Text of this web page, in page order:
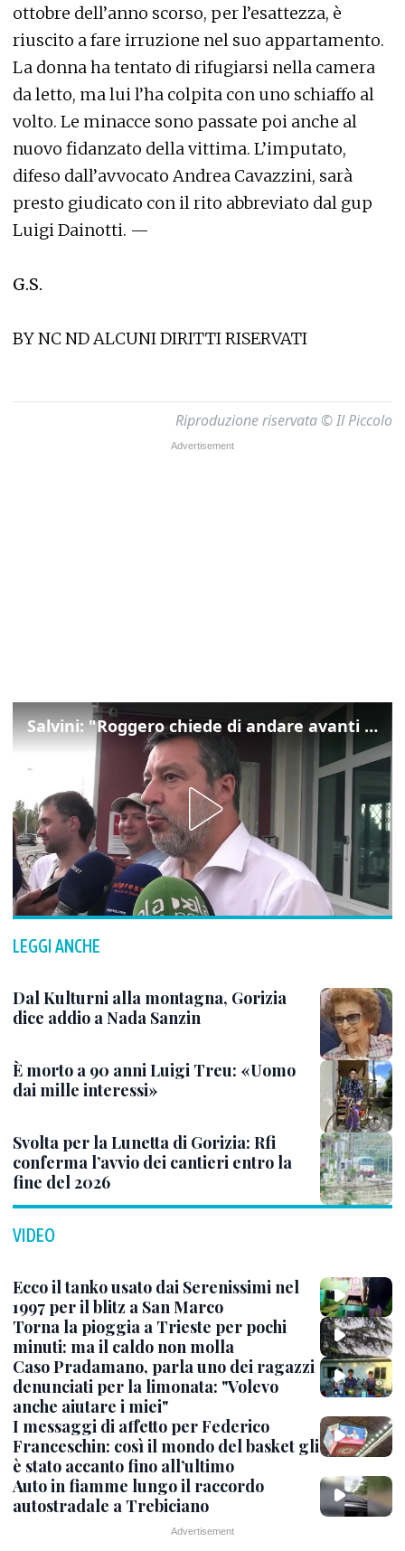
ottobre dell’anno scorso, per l’esattezza, è
riuscito a fare irruzione nel suo appartamento.
La donna ha tentato di rifugiarsi nella camera
da letto, ma lui l’ha colpita con uno schiaffo al
volto. Le minacce sono passate poi anche al
nuovo fidanzato della vittima. L’imputato,
difeso dall’avvocato Andrea Cavazzini, sarà
presto giudicato con il rito abbreviato dal gup
Luigi Dainotti. —
G.S.
BY NC ND ALCUNI DIRITTI RISERVATI
Riproduzione riservata © Il Piccolo
Salvini: "Roggero chiede di andare avanti su norma anti-risarcimenti"
LEGGI ANCHE
Dal Kulturni alla montagna, Gorizia
dice addio a Nada Sanzin
È morto a 90 anni Luigi Treu: «Uomo
dai mille interessi»
Svolta per la Lunetta di Gorizia: Rfi
conferma l’avvio dei cantieri entro la
fine del 2026
VIDEO
Ecco il tanko usato dai Serenissimi nel
1997 per il blitz a San Marco
Torna la pioggia a Trieste per pochi
minuti: ma il caldo non molla
Caso Pradamano, parla uno dei ragazzi
denunciati per la limonata: "Volevo
anche aiutare i miei"
I messaggi di affetto per Federico
Franceschin: così il mondo del basket gli
è stato accanto fino all’ultimo
Auto in fiamme lungo il raccordo
autostradale a Trebiciano